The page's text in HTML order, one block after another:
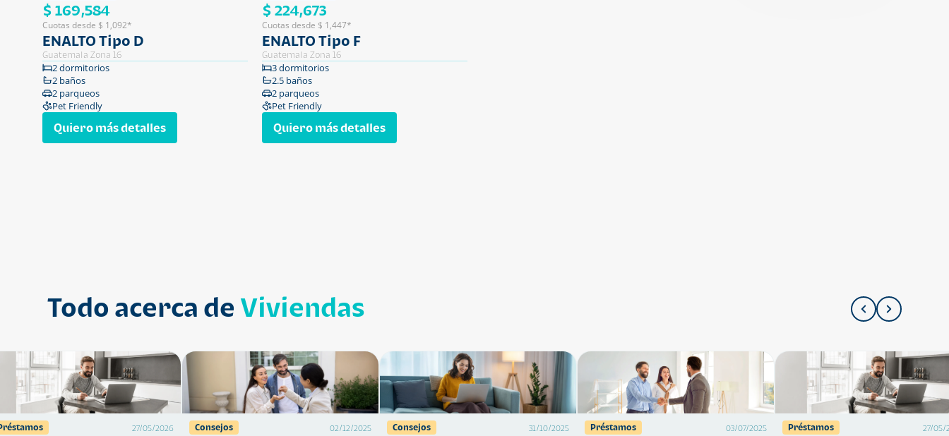
$ 169,584
Cuotas desde $ 1,092*
ENALTO Tipo D
Guatemala Zona 16
2 dormitorios
2 baños
2 parqueos
Pet Friendly
Quiero más detalles
$ 224,673
Cuotas desde $ 1,447*
ENALTO Tipo F
Guatemala Zona 16
3 dormitorios
2.5 baños
2 parqueos
Pet Friendly
Quiero más detalles
Todo acerca de Viviendas
27/05/2026 Consejos 02/12/2025 Consejos 31/10/2025 Préstamos 03/07/2025 Préstamos 27/05/